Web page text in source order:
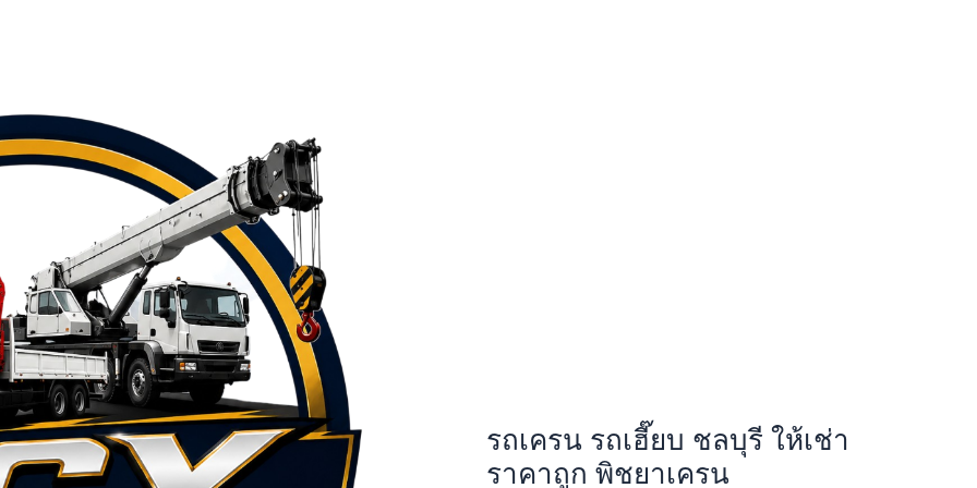
รถเครน รถเฮี๊ยบ ชลบุรี ให้เช่า
ราคาถูก พิชยาเครน